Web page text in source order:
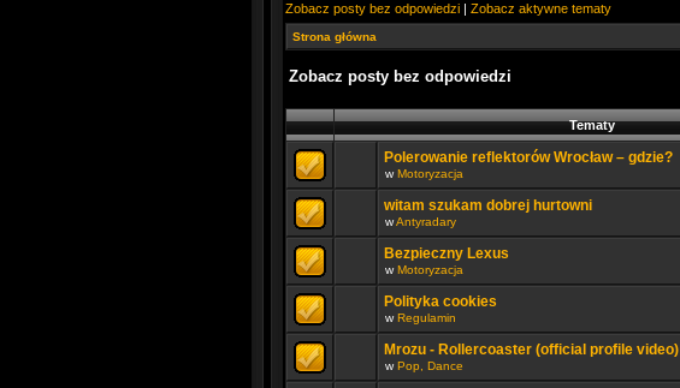
Zobacz posty bez odpowiedzi | Zobacz aktywne tematy
Strona główna
Zobacz posty bez odpowiedzi
Tematy
Polerowanie reflektorów Wrocław – gdzie?
w Motoryzacja
witam szukam dobrej hurtowni
wAntyradary
Bezpieczny Lexus
w Motoryzacja
Polityka cookies
w Regulamin
Mrozu - Rollercoaster (official profile video)
w Pop, Dance